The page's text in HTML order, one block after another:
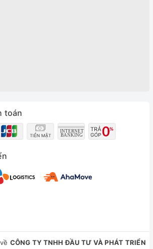
toán
CÔNG TY TNHH ĐẦU TƯ VÀ PHÁT TRIỂN